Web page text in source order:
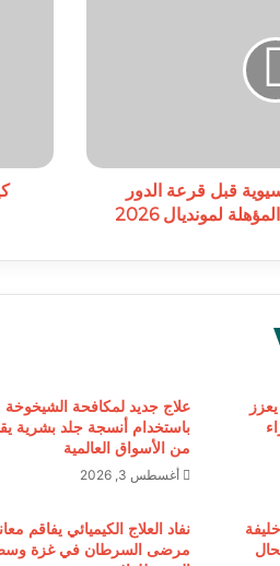
قبل قرعة الدور
لمونديال 2026
التواصل
علاج جديد لمكافحة الشيخوخة
باستخدام أنسجة جلد بشرية
من الأسواق العالمية
أغسطس 3, 2026
نفاد العلاج الكيميائي يفاقم
مرضى السرطان في غزة وسط